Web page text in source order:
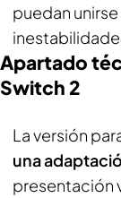
puedan
Apartado
Switch 2
La versión
una
presentación